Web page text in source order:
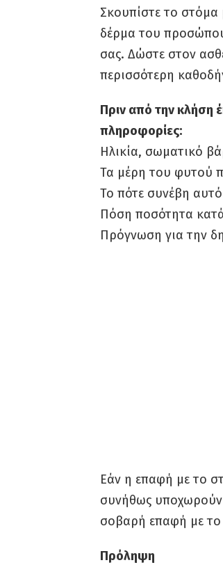
Σκουπίστε το στόμα
δέρμα του
σας. Δώστε στον
περισσότερη
Πριν από την κλήση
πληροφορίες:
Ηλικία, σωματικό
Τα μέρη του φυτού
Το πότε συνέβη αυτό
Πόση ποσότητα
Πρόγνωση για την
Εάν η επαφή με το
συνήθως υποχωρούν
σοβαρή επαφή με το
Πρόληψη